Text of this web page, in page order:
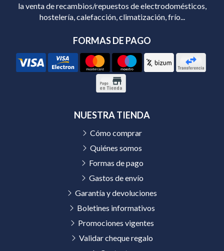
la venta de recambios/repuestos de electrodomésticos,
hostelería, calefacción, climatización, frío...
FORMAS DE PAGO
NUESTRA TIENDA
Cómo comprar
Quiénes somos
Formas de pago
Gastos de envío
Garantía y devoluciones
Boletines informativos
Promociones vigentes
Validar cheque regalo